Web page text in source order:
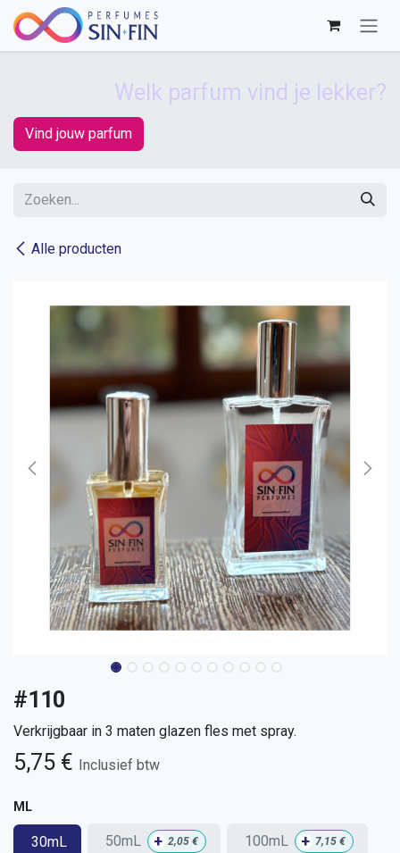
Overslaan naar inhoud
Welk parfum vind je lekker?
Vind jouw parfum
Alle producten
#110
Verkrijgbaar in 3 maten glazen fles met spray.
5,75 € Inclusief btw
ML
30mL 50mL + 2,05 € 100mL + 7,15 €